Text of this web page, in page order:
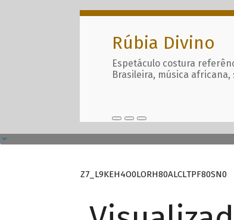
Rúbia Divino
Espetáculo costura
Brasileira, música africana,
Z7_L9KEH4O0LORH80ALCLTPF80SN0